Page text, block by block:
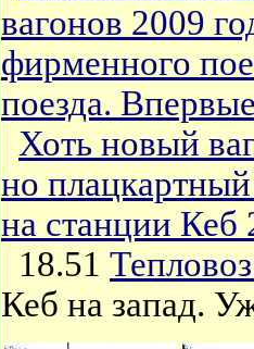
вагонов 2009
фирменного
поезда.
Хоть новый
но
на станции Кеб
18.51
Кеб на запад.